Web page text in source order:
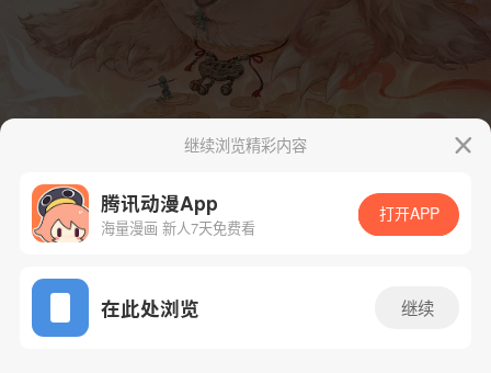
App免费看
继续浏览精彩内容
腾讯动漫App
海量漫画 新人7天免费看
打开APP
在此处浏览 继续